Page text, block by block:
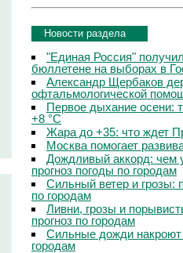
Новости раздела
"Единая Россия"
бюллетене на выборах в
Александр Щербаков
офтальмологической
Первое дыхание осени:
+8 °C
Жара до +35: что ждет
Москва помогает
Дождливый аккорд: чем
прогноз погоды по городам
Сильный ветер и грозы:
по городам
Ливни, грозы и
прогноз по городам
Сильные дожди
городам